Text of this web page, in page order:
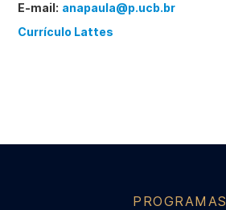
E-mail: anapaula@p.ucb.br
Currículo Lattes
PROGRAMAS